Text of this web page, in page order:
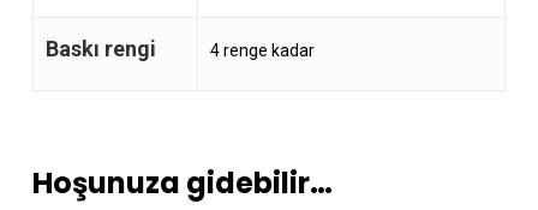
Baskı rengi 4 renge kadar
Hoşunuza gidebilir…